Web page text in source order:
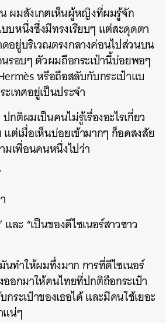
ผมสังเกตเห็นผู้หญิงที่ผมรู้จัก
บหนึ่งซึ่งมีทรงเรียบๆ แต่สะดุดตา
อยู่บริเวณตรงกลางค่อนไปส่วนบน
รอบๆ ตัวผมถือกระเป๋านี้บ่อยพอๆ
หรือถือสลับกับกระเป๋าแบ
เทศอยู่เป็นประจำ
กติผมเป็นคนไม่รู้เรื่องอะไรเกี่ยว
ต่เมื่อเห็นบ่อยเข้ามากๆ ก็อดสงสัย
มเพื่อนคนหนึ่งไปว่า
และ “เป็นของดีไซเนอร์สาวชาว
ทำให้ผมทึ่งมาก การที่ดีไซเนอร์
ออกมาให้คนไทยที่ปกติถือกระเป๋า
ระเป๋าของเธอได้ และมีคนใช้เยอะ
แน่ๆ